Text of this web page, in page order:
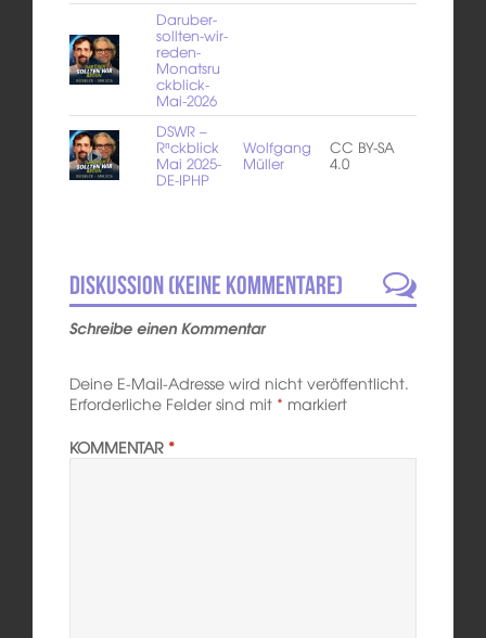
Daruber-
sollten-wir-
reden-
Monatsru
ckblick-
Mai-2026
DSWR –
Rⁿckblick
Mai 2025-
DE-IPHP
Wolfgang
Müller
CC BY-SA
4.0
Diskussion (Keine Kommentare)
Schreibe einen Kommentar
Deine E-Mail-Adresse wird nicht veröffentlicht.
Erforderliche Felder sind mit * markiert
KOMMENTAR *